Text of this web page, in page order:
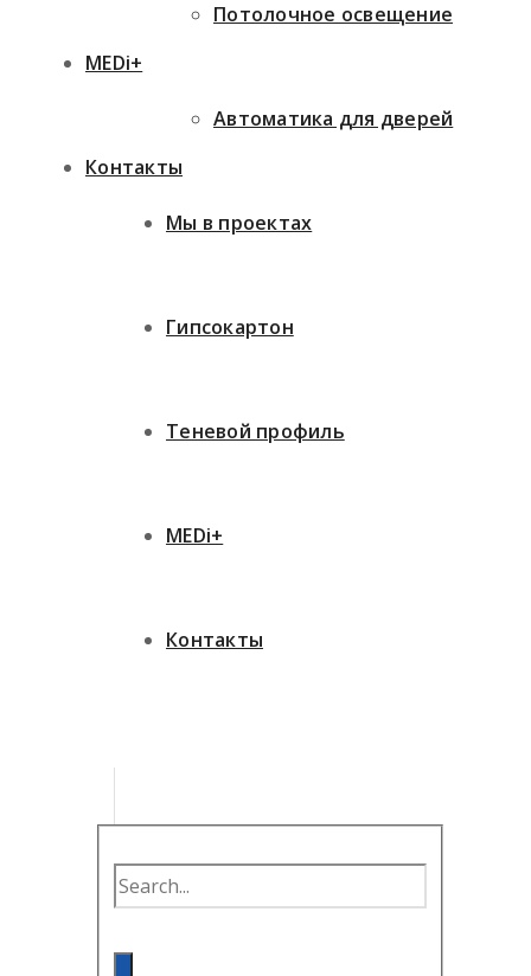
MEDi+
Контакты
Потолочное освещение
Автоматика для дверей
Мы в проектах
Гипсокартон
Теневой профиль
MEDi+
Контакты